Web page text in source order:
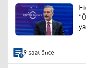
9 saat önce